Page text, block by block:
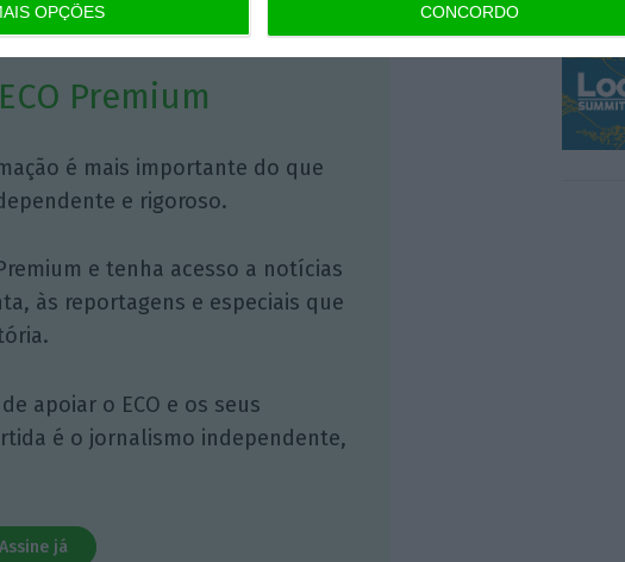
OPÇÕES CONCORDO
Premium
é mais importante do que
e rigoroso.
e tenha acesso a notícias
às reportagens e especiais que
apoiar o ECO e os seus
é o jornalismo independente,
Assine já